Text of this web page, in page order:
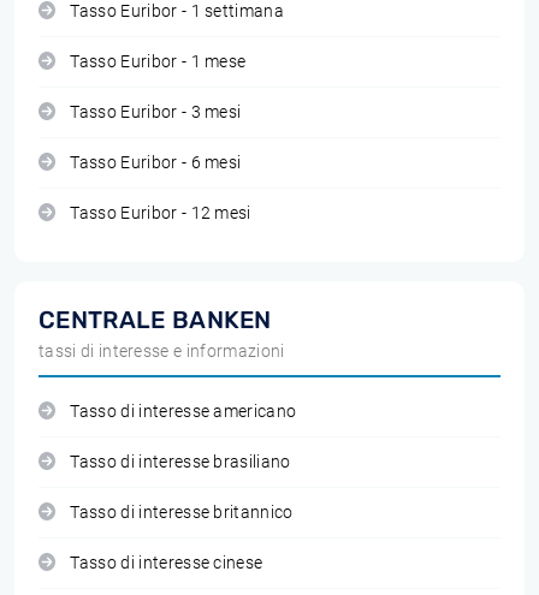
Tasso Euribor - 1 settimana
Tasso Euribor - 1 mese
Tasso Euribor - 3 mesi
Tasso Euribor - 6 mesi
Tasso Euribor - 12 mesi
CENTRALE BANKEN
tassi di interesse e informazioni
Tasso di interesse americano
Tasso di interesse brasiliano
Tasso di interesse britannico
Tasso di interesse cinese